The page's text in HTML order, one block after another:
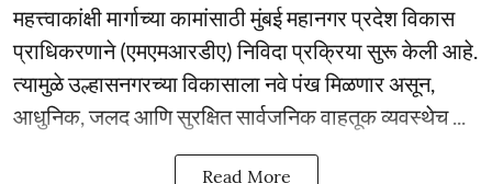
महत्त्वाकांक्षी मार्गाच्या कामांसाठी मुंबई महानगर प्रदेश विकास
प्राधिकरणाने (एमएमआरडीए) निविदा प्रक्रिया सुरू केली आहे.
त्यामुळे उल्हासनगरच्या विकासाला नवे पंख मिळणार असून,
आधुनिक, जलद आणि सुरक्षित सार्वजनिक वाहतूक व्यवस्थेच ...
Read More